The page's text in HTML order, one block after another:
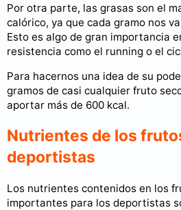
Por otra parte, las grasas son el
calórico, ya que cada gramo nos
Esto es algo de gran importancia
resistencia como el running o el
Para hacernos una idea de su
gramos de casi cualquier fruto
aportar más de 600 kcal.
Nutrientes de los
deportistas
Los nutrientes contenidos en los
importantes para los deportistas